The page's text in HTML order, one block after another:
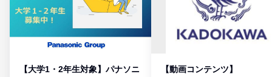
【大学1・2年生対象】パナソニ
【動画コンテンツ】